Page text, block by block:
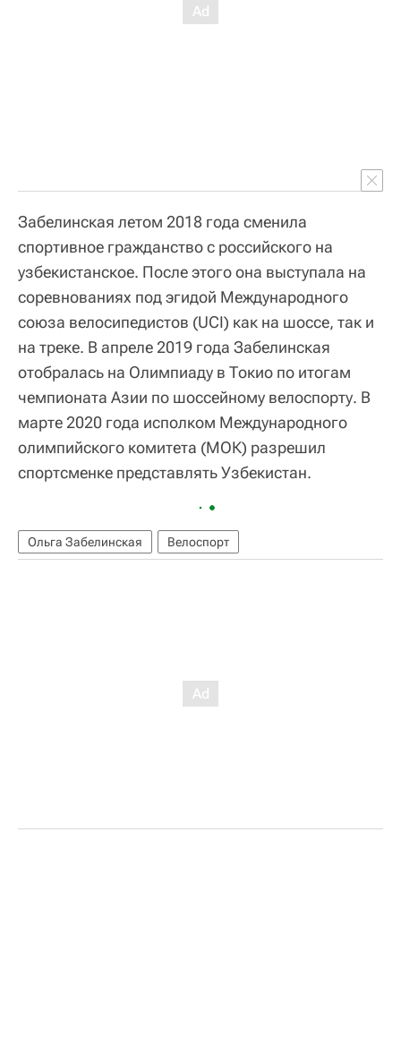
Забелинская летом 2018 года сменила
спортивное гражданство с российского на
узбекистанское. После этого она выступала на
соревнованиях под эгидой Международного
союза велосипедистов (UCI) как на шоссе, так и
на треке. В апреле 2019 года Забелинская
отобралась на Олимпиаду в Токио по итогам
чемпионата Азии по шоссейному велоспорту. В
марте 2020 года исполком Международного
олимпийского комитета (МОК) разрешил
спортсменке представлять Узбекистан.
Ольга Забелинская Велоспорт